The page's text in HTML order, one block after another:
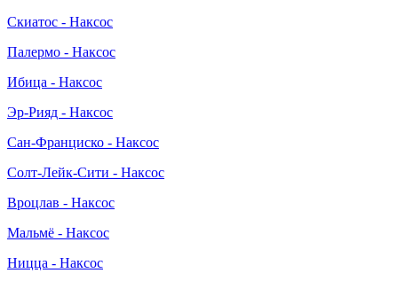
Скиатос - Наксос
Палермо - Наксос
Ибица - Наксос
Эр-Рияд - Наксос
Сан-Франциско - Наксос
Солт-Лейк-Сити - Наксос
Вроцлав - Наксос
Мальмё - Наксос
Ницца - Наксос